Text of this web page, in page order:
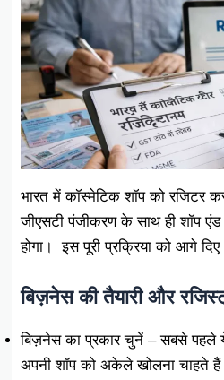
भारत में कॉस्मेटिक शॉप को रजिटर
जीएसटी पंजीकरण के साथ ही शॉप
होगा। इस पूरी प्रक्रिया को आगे
बिज़नेस की तैयारी और
बिज़नेस का प्रकार चुनें – सबसे पहले
अपनी शॉप को अकेले खोलना चाहते हैं